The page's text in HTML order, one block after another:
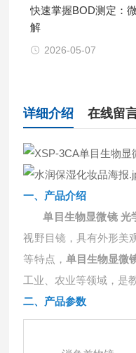
快速掌握BOD测定：
解
2026-05-07
详细介绍 在线留
一、 产品介绍
单目生物显微镜 光
视野目镜，具有外形美
等特点， 单目生物显微
工业、农业等领域，是
二、产品参数